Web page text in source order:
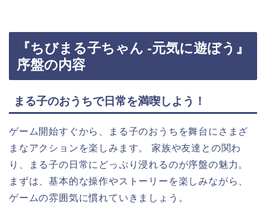
『ちびまる子ちゃん -元気に遊ぼう』
序盤の内容
まる子のおうちで日常を満喫しよう！
ゲーム開始すぐから、まる子のおうちを舞台にさまざ
まなアクションを楽しみます。 家族や友達との関わ
り、まる子の日常にどっぷり浸れるのが序盤の魅力。
まずは、基本的な操作やストーリーを楽しみながら、
ゲームの雰囲気に慣れていきましょう。